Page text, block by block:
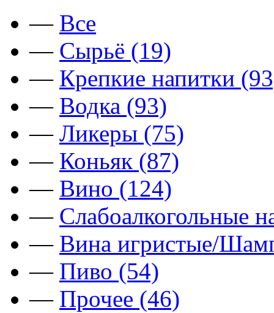
— Все
— Сырьё (19)
— Крепкие напитки
— Водка (93)
— Ликеры (75)
— Коньяк (87)
— Вино (124)
— Слабоалкогольные
— Вина игристые/
— Пиво (54)
— Прочее (46)